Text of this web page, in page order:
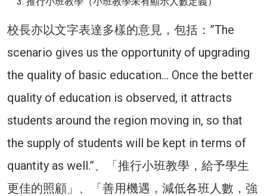
校長亦以文字表達多樣的意見，包括：”The
scenario gives us the opportunity of upgrading
the quality of basic education… Once the better
quality of education is observed, it attracts
students around the region moving in, so that
the supply of students will be kept in terms of
quantity as well.”、「推行小班教學，給予學生
更佳的照顧」、「善用機遇，減低各班人數，強